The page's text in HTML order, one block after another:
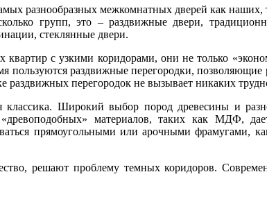
разнообразных межкомнатных дверей как
групп, это – раздвижные двери,
стеклянные двери.
с узкими коридорами, они не только
пользуются раздвижные перегородки,
раздвижных перегородок не вызывает никаких
классика. Широкий выбор пород древесины и
материалов, таких как МДФ,
прямоугольными или арочными фрамугами,
решают проблему темных коридоров.